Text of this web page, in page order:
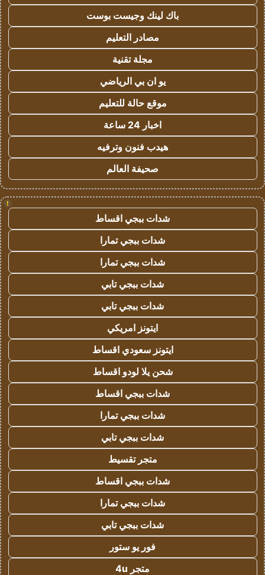
باك لينك وجيست بوست
مصادر التعليم
مجلة تقنية
يو ان بي الرياضي
موقع حالة للتعليم
اخبار 24 ساعة
هيدب فنون وترفيه
صحيفة العالم
!
شدات ببجي اقساط
شدات ببجي تمارا
شدات ببجي تمارا
شدات ببجي تابي
شدات ببجي تابي
ايتونز امريكي
ايتونز سعودي اقساط
شحن يلا لودو اقساط
شدات ببجي اقساط
شدات ببجي تمارا
شدات ببجي تابي
متجر تقسيط
شدات ببجي اقساط
شدات ببجي تمارا
شدات ببجي تابي
فور يو ستور
متجر 4u